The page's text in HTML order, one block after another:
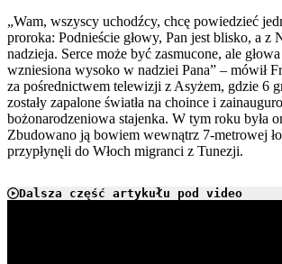
„Wam, wszyscy uchodźcy, chcę powiedzieć
proroka: Podnieście głowy, Pan jest blisko, a z
nadzieja. Serce może być zasmucone, ale
wzniesiona wysoko w nadziei Pana” – mówił
za pośrednictwem telewizji z Asyżem, gdzie 6
zostały zapalone światła na choince i
bożonarodzeniowa stajenka. W tym roku była
Zbudowano ją bowiem wewnątrz 7-metrowej
przypłynęli do Włoch migranci z Tunezji.
Dalsza część artykułu pod video